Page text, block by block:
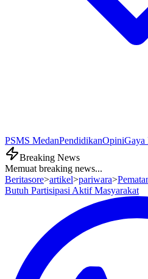
PSMS MedanPendidikanOpiniGaya
Breaking News
Memuat breaking news...
Beritasore>artikel>pariwara>
Butuh Partisipasi Aktif Masyarakat